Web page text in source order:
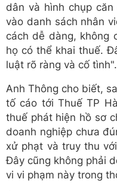
dân và hình chụp
vào danh sách nhân
cách dễ dàng, không
họ có thể khai thuế.
luật rõ ràng và cố tình".
Anh Thông cho biết,
tố cáo tới Thuế TP
thuế phát hiện hồ sơ
doanh nghiệp chưa
xử phạt và truy thu
Đây cũng không phải
vi vi phạm này trong